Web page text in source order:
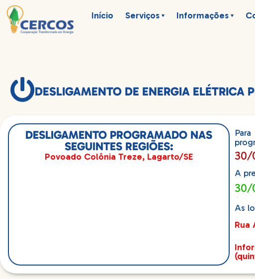
Início Serviços Informações
DESLIGAMENTO DE ENERGIA ELÉTRICA
DESLIGAMENTO PROGRAMADO NAS
SEGUINTES REGIÕES:
Povoado Colônia Treze, Lagarto/SE 30/
A
30/
As
Rua